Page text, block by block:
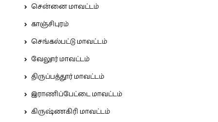
சென்னை மாவட்டம்
காஞ்சிபுரம்
செங்கல்பட்டு மாவட்டம்
வேலூர் மாவட்டம்
திருப்பத்தூர் மாவட்டம்
இராணிப்பேட்டை மாவட்டம்
கிருஷ்ணகிரி மாவட்டம்